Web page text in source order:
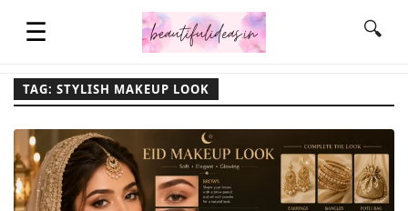
☰
QUOTES
🔍
TAG: STYLISH MAKEUP LOOK